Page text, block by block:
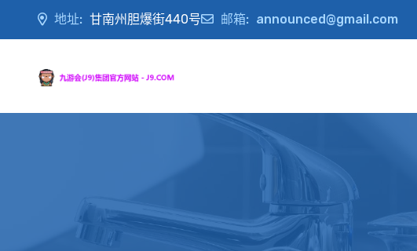
地址: 甘南州胆爆街440号 邮箱: announced@gmail.com